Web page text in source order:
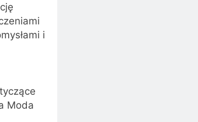
i
Moda